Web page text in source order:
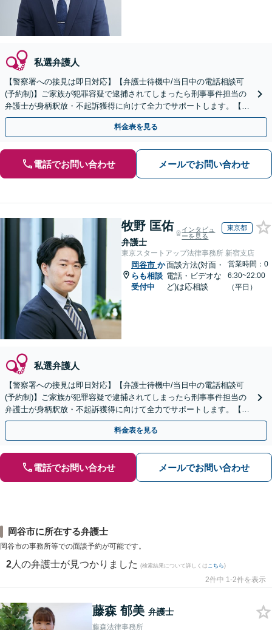
私選弁護人
【警察署への接見は即日対応】【弁護士待機中/当日中の電話相談可
(予約制)】ご家族が犯罪容疑で逮捕されてしまったら刑事事件担当の
弁護士が身柄釈放・不起訴獲得に向けて全力でサポートします。【毎
月100名以上の相談実績】【全国対応】
料金表を見る
電話でお問い合わせ メールでお問い合わせ
牧野 匡佑
弁護士
インタビュ
ーを見る
東京都
東京スタートアップ法律事務所 新宿支店
岡谷市 か
らも相談
受付中
面談方法(対面・
電話・ビデオな
ど)は応相談
営業時間：0
6:30~22:00
（平日）
私選弁護人
【警察署への接見は即日対応】【弁護士待機中/当日中の電話相談可
(予約制)】ご家族が犯罪容疑で逮捕されてしまったら刑事事件担当の
弁護士が身柄釈放・不起訴獲得に向けて全力でサポートします。【毎
月100名以上の相談実績】【全国対応】
料金表を見る
電話でお問い合わせ メールでお問い合わせ
岡谷市に所在する弁護士
岡谷市の事務所等での面談予約が可能です。
2 人の弁護士が見つかりました (検索結果について詳しくは こちら)
2件中 1-2件を表示
藤森 郁美 弁護士
藤森法律事務所